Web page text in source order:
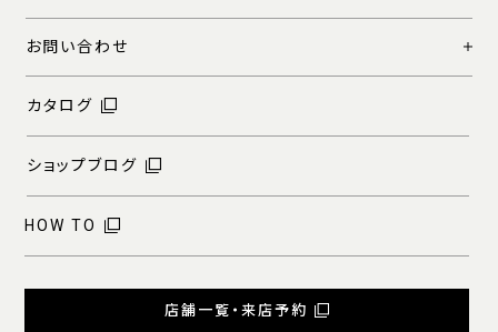
お問い合わせ
カタログ
ショップブログ
HOW TO
店舗一覧・来店予約